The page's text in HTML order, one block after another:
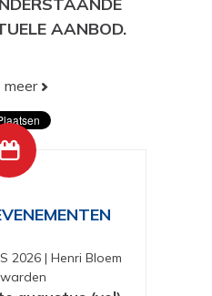
AANBOD.
meer
2026| Henri Bloem